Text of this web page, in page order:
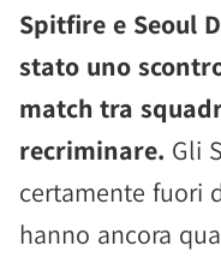
Spitfire e Seoul
stato uno
match tra
recriminare. Gli
certamente fuori
hanno ancora